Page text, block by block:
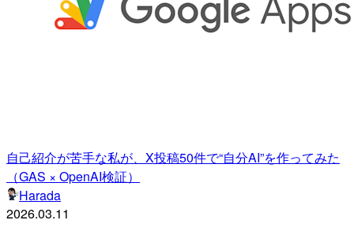
自己紹介が苦手な私が、X投稿50件で“自分AI”を作ってみた
（GAS × OpenAI検証）
Harada
2026.03.11